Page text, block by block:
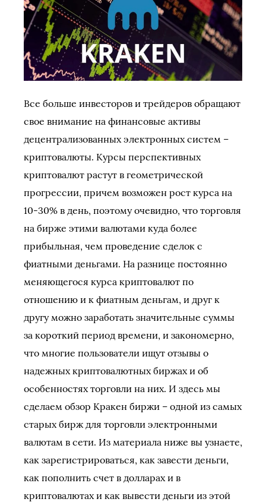
Все больше инвесторов и трейдеров обращают
свое внимание на финансовые активы
децентрализованных электронных систем –
криптовалюты. Курсы перспективных
криптовалют растут в геометрической
прогрессии, причем возможен рост курса на
10-30% в день, поэтому очевидно, что торговля
на бирже этими валютами куда более
прибыльная, чем проведение сделок с
фиатными деньгами. На разнице постоянно
меняющегося курса криптовалют по
отношению и к фиатным деньгам, и друг к
другу можно заработать значительные суммы
за короткий период времени, и закономерно,
что многие пользователи ищут отзывы о
надежных криптовалютных биржах и об
особенностях торговли на них. И здесь мы
сделаем обзор Кракен биржи – одной из самых
старых бирж для торговли электронными
валютам в сети. Из материала ниже вы узнаете,
как зарегистрироваться, как завести деньги,
как пополнить счет в долларах и в
криптовалютах и как вывести деньги из этой